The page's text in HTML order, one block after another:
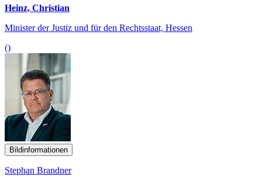
Heinz, Christian
Minister der Justiz und für den Rechtsstaat, Hessen
()
Bildinformationen
Stephan Brandner